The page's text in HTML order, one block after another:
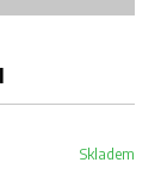
Skladem